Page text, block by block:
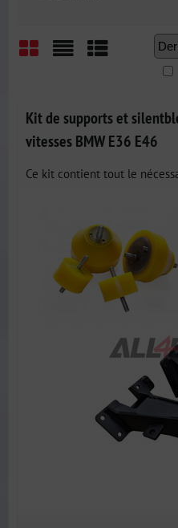
Kit de supports et
vitesses BMW E36 E46
Ce kit contient tout le